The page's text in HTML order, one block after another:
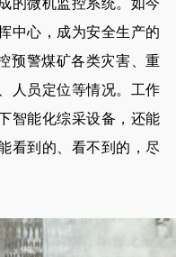
的微机监控系统。如今
中心，成为安全生产的
预警煤矿各类灾害、重
人员定位等情况。工作
智能化综采设备，还能
看到的、看不到的，尽